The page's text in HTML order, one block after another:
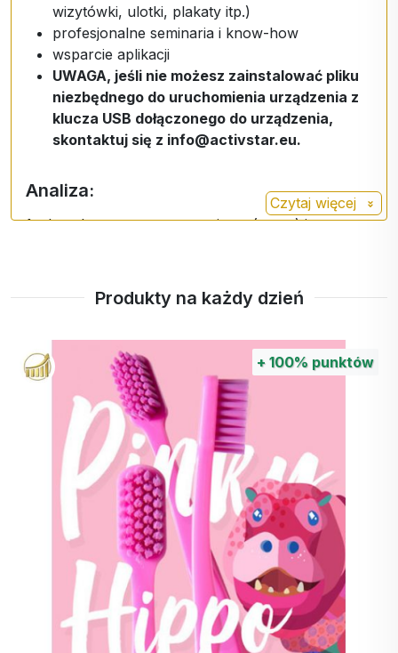
wizytówki, ulotki, plakaty itp.)
profesjonalne seminaria i know-how
wsparcie aplikacji
UWAGA, jeśli nie możesz zainstalować pliku
niezbędnego do uruchomienia urządzenia z
klucza USB dołączonego do urządzenia,
skontaktuj się z info@activstar.eu.
Analiza:
1. choroby sercowo-naczyniowe (serca) i
analiz
4. funkcja pęcherzyka żółciowego: 5 analiz
5. funkcja trzustki: 3 analizy
6. funkcja nerek: 4 analizy
7. funkcja płuc: 4 analizy
8. Nerw mózgowy: 5 analiz
9. Choroba kości: 4 analizy
10. Gęstość mineralna kości: 5 analiz
11. Reumatoidalna choroba kości: 5 analiz
12. Poziom cukru we krwi - cukrzyca: 3 analizy
13. Podstawowa jakość fizyczna: 5 analiz
14. Toksyna ludzka: 4 analizy
15. Pierwiastki śladowe: 19 analiz
16. Prostata: 3 analizy
17. Funkcje seksualne u mężczyzn: 3 analizy
Czytaj więcej
Produkty na każdy dzień
+ 100% punktów